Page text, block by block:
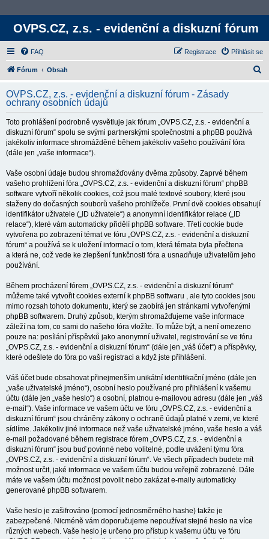
OVPS.CZ, z.s. - evidenční a diskuzní fórum
FAQ Přihlásit se
Registrace
Fórum Obsah
d
OVPS.CZ, z.s. - evidenční a diskuzní fórum - Zásady
ochrany osobních údajů
Toto prohlášení podrobně vysvětluje jak fórum „OVPS.CZ, z.s. - evidenční a
diskuzní fórum“ spolu se svými partnerskými společnostmi a phpBB používá
jakékoliv informace shromážděné během jakékoliv vašeho používání fóra
(dále jen „vaše informace“).
Vaše osobní údaje budou shromažďovány dvěma způsoby. Zaprvé během
vašeho prohlížení fóra „OVPS.CZ, z.s. - evidenční a diskuzní fórum“ phpBB
software vytvoří několik cookies, což jsou malé textové soubory, které jsou
staženy do dočasných souborů vašeho prohlížeče. První dvě cookies obsahují
identifikátor uživatele („ID uživatele“) a anonymní identifikátor relace („ID
relace“), které vám automaticky přidělí phpBB software. Třetí cookie bude
vytvořena po zobrazení témat ve fóru „OVPS.CZ, z.s. - evidenční a diskuzní
fórum“ a používá se k uložení informací o tom, která témata byla přečtena
a která ne, což vede ke zlepšení funkčnosti fóra a usnadňuje uživatelům jeho
používání.
Během procházení fórem „OVPS.CZ, z.s. - evidenční a diskuzní fórum“
můžeme také vytvořit cookies externí k phpBB softwaru , ale tyto cookies jsou
mimo rozsah tohoto dokumentu, který se zaobírá jen stránkami vytvořenými
phpBB softwarem. Druhý způsob, kterým shromažďujeme vaše informace
záleží na tom, co sami do našeho fóra vložíte. To může být, a není omezeno
pouze na: posílání příspěvků jako anonymní uživatel, registrování se ve fóru
„OVPS.CZ, z.s. - evidenční a diskuzní fórum“ (dále jen „váš účet“) a příspěvky,
které odešlete do fóra po vaší registraci a když jste přihlášeni.
Váš účet bude obsahovat přinejmenším unikátní identifikační jméno (dále jen
„vaše uživatelské jméno“), osobní heslo používané pro přihlášení k vašemu
účtu (dále jen „vaše heslo“) a osobní, platnou e-mailovou adresu (dále jen „váš
e-mail“). Vaše informace ve vašem účtu ve fóru „OVPS.CZ, z.s. - evidenční a
diskuzní fórum“ jsou chráněny zákony o ochraně údajů platné v zemi, ve které
sídlíme. Jakékoliv jiné informace než vaše uživatelské jméno, vaše heslo a váš
e-mail požadované během registrace fórem „OVPS.CZ, z.s. - evidenční a
diskuzní fórum“ jsou buď povinné nebo volitelné, podle uvážení týmu fóra
„OVPS.CZ, z.s. - evidenční a diskuzní fórum“. Ve všech případech budete mít
možnost určit, jaké informace ve vašem účtu budou veřejně zobrazené. Dále
máte ve vašem účtu možnost povolit nebo zakázat e-maily automaticky
generované phpBB softwarem.
Vaše heslo je zašifrováno (pomocí jednosměrného hashe) takže je
zabezpečené. Nicméně vám doporučujeme nepoužívat stejné heslo na více
různých webech. Vaše heslo je určeno pro přístup k vašemu účtu ve fóru